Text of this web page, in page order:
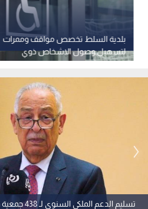
بلدية السلط تخصص مواقف وممرات
لتسهيل وصول الاشخاص ذوي
الإعاقة
تسليم الدعم